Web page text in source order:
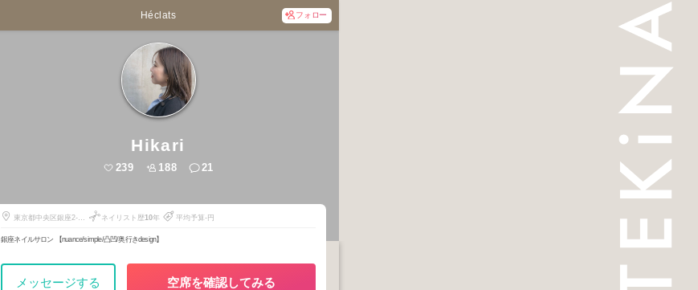
Héclats フォロー
Hikari
239 188 21
東京都中央区銀座2-
ネイリスト歴10年 平均予算-円
銀座ネイルサロン 【nuance/simple/凸凹/奥行きdesign】
メッセージする 空席を確認してみる